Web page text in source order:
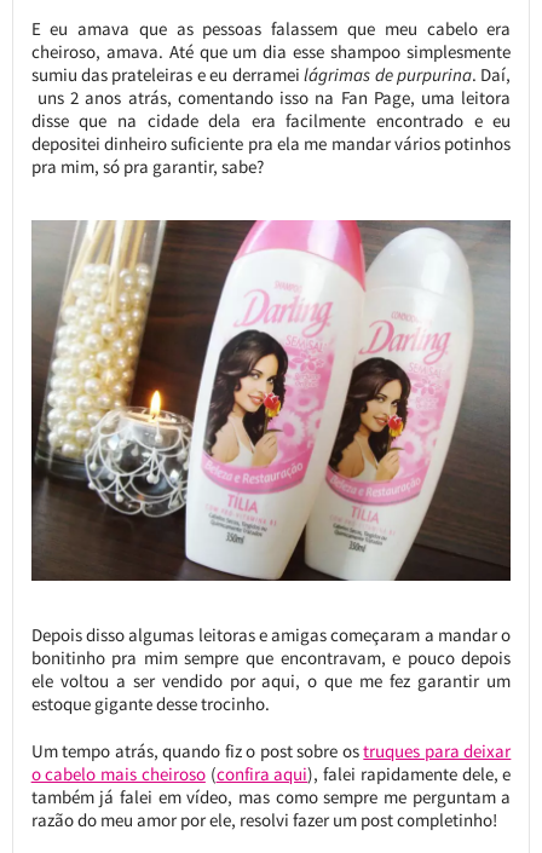
E eu amava que as pessoas falassem que meu cabelo era
cheiroso, amava. Até que um dia esse shampoo simplesmente
sumiu das prateleiras e eu derramei lágrimas de purpurina. Daí,
uns 2 anos atrás, comentando isso na Fan Page, uma leitora
disse que na cidade dela era facilmente encontrado e eu
depositei dinheiro suficiente pra ela me mandar vários potinhos
pra mim, só pra garantir, sabe?
Depois disso algumas leitoras e amigas começaram a mandar o
bonitinho pra mim sempre que encontravam, e pouco depois
ele voltou a ser vendido por aqui, o que me fez garantir um
estoque gigante desse trocinho.
Um tempo atrás, quando fiz o post sobre ostruques para deixar
o cabelo mais cheiroso(confira aqui), falei rapidamente dele, e
também já falei em vídeo, mas como sempre me perguntam a
razão do meu amor por ele, resolvi fazer um post completinho!